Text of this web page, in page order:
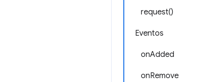
request()
Eventos
onAdded
onRemove